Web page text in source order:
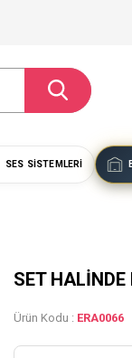
SES SISTEMLERI
SET HALİNDE
Ürün Kodu : ERA0066